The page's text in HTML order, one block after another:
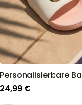
24,99 €